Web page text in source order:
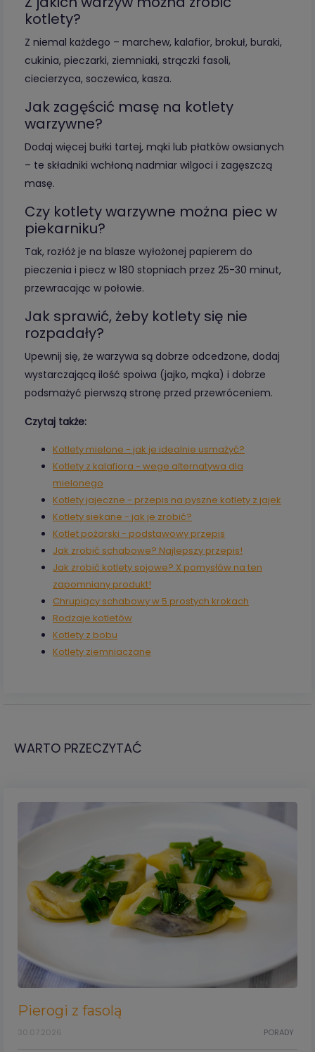
kotlety?
Z niemal każdego – marchew, kalafior, brokuł, buraki,
cukinia, pieczarki, ziemniaki, strączki fasoli,
ciecierzyca, soczewica, kasza.
Jak zagęścić masę na kotlety
warzywne?
Dodaj więcej bułki tartej, mąki lub płatków owsianych
– te składniki wchłoną nadmiar wilgoci i zagęszczą
masę.
Czy kotlety warzywne można piec w
piekarniku?
Tak, rozłóż je na blasze wyłożonej papierem do
pieczenia i piecz w 180 stopniach przez 25-30 minut,
przewracając w połowie.
Jak sprawić, żeby kotlety się nie
rozpadały?
Upewnij się, że warzywa są dobrze odcedzone, dodaj
wystarczającą ilość spoiwa (jajko, mąka) i dobrze
podsmażyć pierwszą stronę przed przewróceniem.
Czytaj także:
Kotlety mielone - jak je idealnie usmażyć?
Kotlety z kalafiora - wege alternatywa dla
mielonego
Kotlety jajeczne - przepis na pyszne kotlety z jajek
Kotlety siekane - jak je zrobić?
Kotlet pożarski - podstawowy przepis
Jak zrobić schabowe? Najlepszy przepis!
Jak zrobić kotlety sojowe? X pomysłów na ten
zapomniany produkt!
Chrupiący schabowy w 5 prostych krokach
Rodzaje kotletów
Kotlety z bobu
Kotlety ziemniaczane
WARTO PRZECZYTAĆ
Pierogi z fasolą
PORADY
30.07.2026